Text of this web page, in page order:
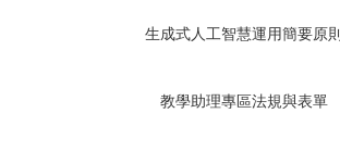
生成式人工智慧運用簡要原則
教學助理專區法規與表單